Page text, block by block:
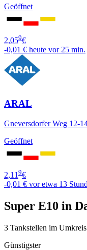
Geöffnet
2,059€
-0,01 € heute vor 25 min.
ARAL
Gneversdorfer Weg 12-
Geöffnet
2,11 9€
-0,01 € vor etwa 13
Super E10 in
3 Tankstellen im
Günstigster